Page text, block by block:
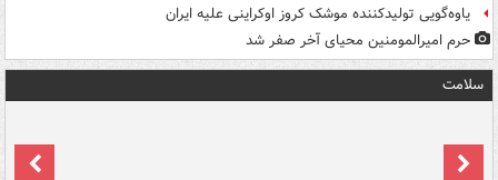
یاوه‌گویی تولیدکننده موشک کروز اوکراینی علیه ایران
حرم امیرالمومنین محیای آخر صفر شد
سلامت